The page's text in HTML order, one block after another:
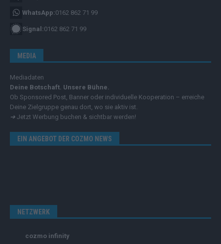
WhatsApp:0162 862 71 99
Signal:0162 862 71 99
MEDIA
Mediadaten
Deine Botschaft. Unsere Bühne.
Ob Sponsored Post, Banner oder individuelle Kooperation – erreiche
Deine Zielgruppe genau dort, wo sie aktiv ist.
➔ Jetzt Werbung buchen & sichtbar werden!
EIN ANGEBOT DER COZMO NEWS
NETZWERK
cozmo infinity